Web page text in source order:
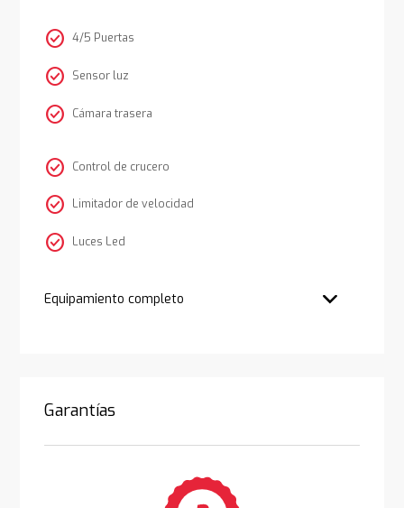
check_circle 4/5 Puertas
check_circle Sensor luz
check_circle Cámara trasera
check_circle Control de crucero
check_circle Limitador de velocidad
check_circle Luces Led
Equipamiento completo
Garantías